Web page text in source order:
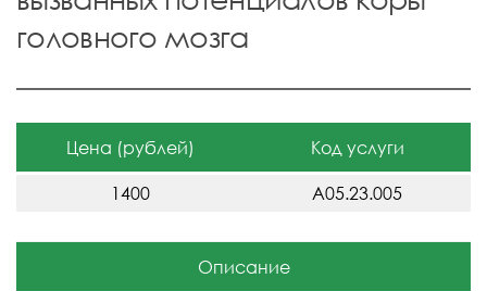
головного мозга
Цена (рублей) Код услуги
1400 A05.23.005
Описание